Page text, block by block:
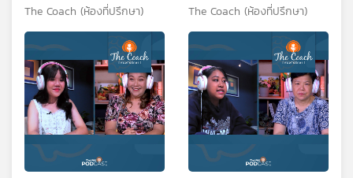
The Coach (ห้องที่ปรึกษา) The Coach (ห้องที่ปรึกษา)